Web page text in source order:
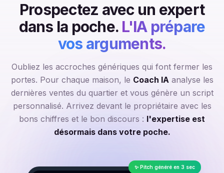
Prospectez avec un expert
dans la poche. L'IA prépare
vos arguments.
Oubliez les accroches génériques qui font fermer les
portes. Pour chaque maison, le Coach IAanalyse les
dernières ventes du quartier et vous génère un script
personnalisé. Arrivez devant le propriétaire avec les
bons chiffres et le bon discours : l'expertise est
désormais dans votre poche.
✨ Pitch généré en 3 sec